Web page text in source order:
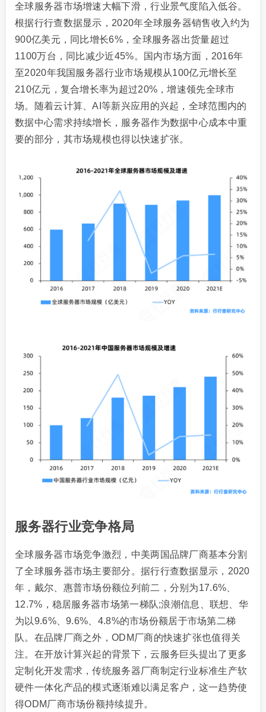
全球服务器市场增速大幅下滑，行业景气度陷入低谷。
根据行行查数据显示，2020年全球服务器销售收入约为
900亿美元，同比增长6%，全球服务器出货量超过
1100万台，同比减少近45%。国内市场方面，2016年
至2020年我国服务器行业市场规模从100亿元增长至
210亿元，复合增长率为超过20%，增速领先全球市
场。随着云计算、AI等新兴应用的兴起，全球范围内的
数据中心需求持续增长，服务器作为数据中心成本中重
要的部分，其市场规模也得以快速扩张。
服务器行业竞争格局
全球服务器市场竞争激烈，中美两国品牌厂商基本分割
了全球服务器市场主要部分。据行行查数据显示，2020
年，戴尔、惠普市场份额位列前二，分别为17.6%、
12.7%，稳居服务器市场第一梯队;浪潮信息、联想、华
为以9.6%、9.6%、4.8%的市场份额居于市场第二梯
队。在品牌厂商之外，ODM厂商的快速扩张也值得关
注。在开放计算兴起的背景下，云服务巨头提出了更多
定制化开发需求，传统服务器厂商制定行业标准生产软
硬件一体化产品的模式逐渐难以满足客户，这一趋势使
得ODM厂商市场份额持续提升。